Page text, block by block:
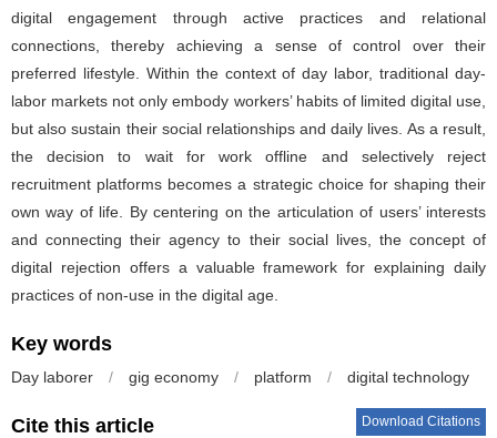
digital engagement through active practices and relational
connections, thereby achieving a sense of control over their
preferred lifestyle. Within the context of day labor, traditional day-
labor markets not only embody workers’ habits of limited digital use,
but also sustain their social relationships and daily lives. As a result,
the decision to wait for work offline and selectively reject
recruitment platforms becomes a strategic choice for shaping their
own way of life. By centering on the articulation of users’ interests
and connecting their agency to their social lives, the concept of
digital rejection offers a valuable framework for explaining daily
practices of non-use in the digital age.
Key words
Day laborer / gig economy / platform / digital technology
Cite this article Download Citations